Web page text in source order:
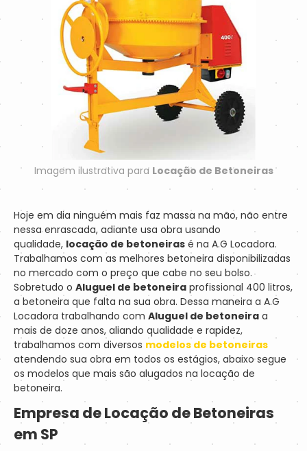
Imagem ilustrativa para Locação de Betoneiras
Hoje em dia ninguém mais faz massa na mão, não entre
nessa enrascada, adiante usa obra usando
qualidade, locação de betoneiras é na A.G Locadora.
Trabalhamos com as melhores betoneira disponibilizadas
no mercado com o preço que cabe no seu bolso.
Sobretudo o Aluguel de betoneira profissional 400 litros,
a betoneira que falta na sua obra. Dessa maneira a A.G
Locadora trabalhando com Aluguel de betoneira a
mais de doze anos, aliando qualidade e rapidez,
trabalhamos com diversos modelos de betoneiras
atendendo sua obra em todos os estágios, abaixo segue
os modelos que mais são alugados na locação de
betoneira.
Empresa de Locação de Betoneiras
em SP